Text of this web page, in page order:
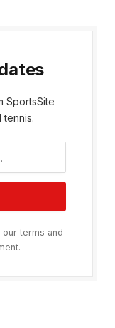
SportsSite
terms and